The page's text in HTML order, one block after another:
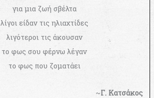
για μια ζωή σβέλτα
λίγοι είδαν τις ηλιαχτίδες
λιγότεροι τις άκουσαν
το φως σου φέρνω λέγαν
το φως που ζοματάει
~Γ. Κατσάκος